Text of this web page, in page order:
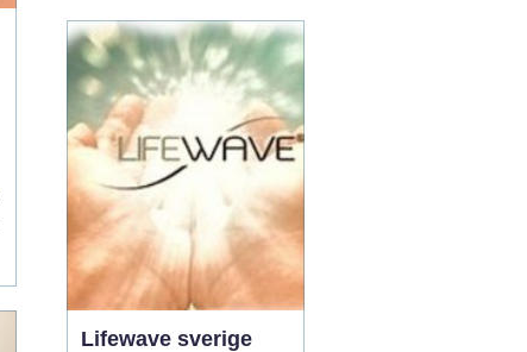
rätta blir viktigare än
jobb, vänner, hälsa och
till och med den egna
säkerheten. Då handlar
det inte längre bara om
s...
Lifewave sverige